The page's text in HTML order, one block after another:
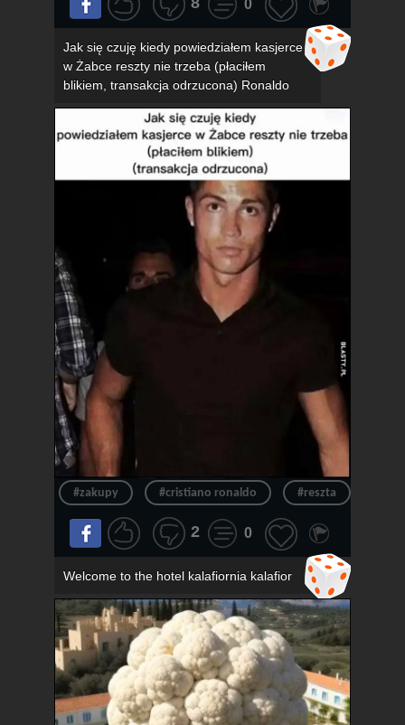
0
Jak się czuję kiedy powiedziałem kasjerce
w Żabce reszty nie trzeba (płaciłem
blikiem, transakcja odrzucona) Ronaldo
#zakupy #cristiano ronaldo #reszta
2 0
Welcome to the hotel kalafiornia kalafior